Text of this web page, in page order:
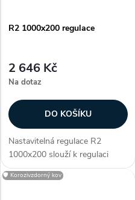
ů
R2 1000x200 regulace
2 646 Kč
Na dotaz
DO KOŠÍKU
Nastavitelná regulace R2
1000x200 slouží k regulaci
průtoku vzduchu. Regulace je
určena pro
🛡️ Korozivzdorný kov